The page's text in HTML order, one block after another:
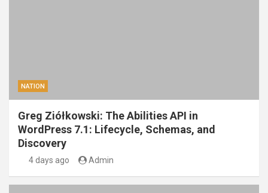
NATION
Greg Ziółkowski: The Abilities API in
WordPress 7.1: Lifecycle, Schemas, and
Discovery
4 days ago Admin